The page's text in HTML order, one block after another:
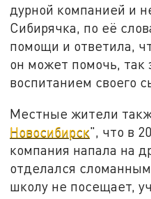
дурной компанией и
Сибирячка, по её
помощи и ответила,
он может помочь, так
воспитанием своего
Местные жители
Новосибирск", что в
компания напала на
отделался
школу не посещает,